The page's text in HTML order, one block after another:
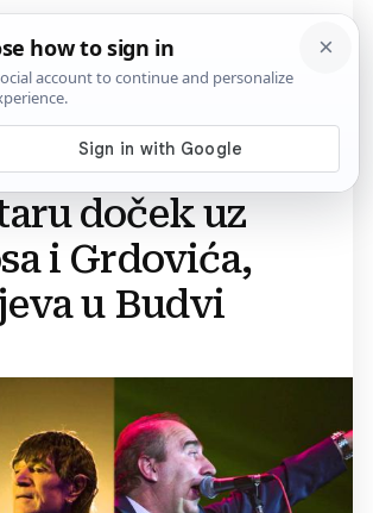
doček uz
i Grdovića,
u Budvi